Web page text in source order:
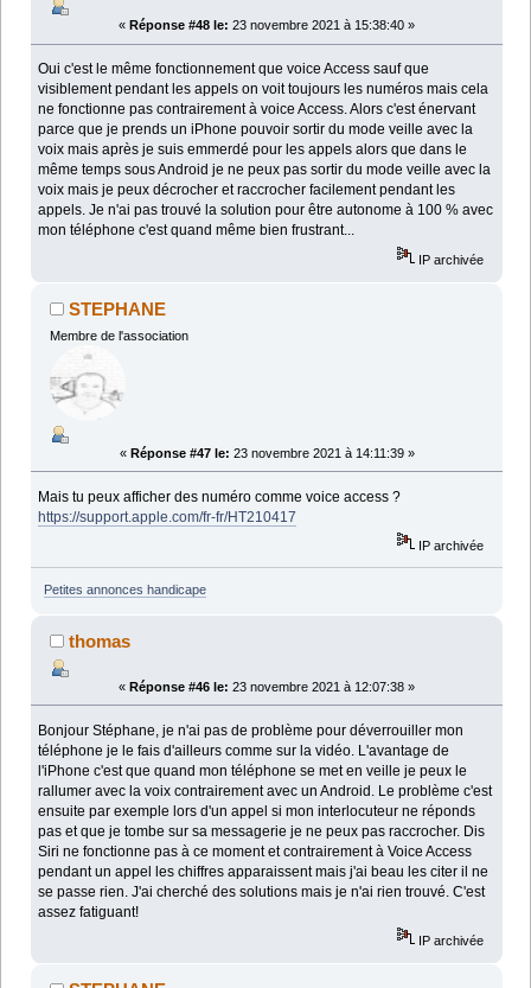
« Réponse #48 le: 23 novembre 2021 à 15:38:40 »
Oui c'est le même fonctionnement que voice Access sauf que
visiblement pendant les appels on voit toujours les numéros mais cela
ne fonctionne pas contrairement à voice Access. Alors c'est énervant
parce que je prends un iPhone pouvoir sortir du mode veille avec la
voix mais après je suis emmerdé pour les appels alors que dans le
même temps sous Android je ne peux pas sortir du mode veille avec la
voix mais je peux décrocher et raccrocher facilement pendant les
appels. Je n'ai pas trouvé la solution pour être autonome à 100 % avec
mon téléphone c'est quand même bien frustrant...
IP archivée
STEPHANE
Membre de l'association
« Réponse #47 le: 23 novembre 2021 à 14:11:39 »
Mais tu peux afficher des numéro comme voice access ?
https://support.apple.com/fr-fr/HT210417
IP archivée
Petites annonces handicape
thomas
« Réponse #46 le: 23 novembre 2021 à 12:07:38 »
Bonjour Stéphane, je n'ai pas de problème pour déverrouiller mon
téléphone je le fais d'ailleurs comme sur la vidéo. L'avantage de
l'iPhone c'est que quand mon téléphone se met en veille je peux le
rallumer avec la voix contrairement avec un Android. Le problème c'est
ensuite par exemple lors d'un appel si mon interlocuteur ne réponds
pas et que je tombe sur sa messagerie je ne peux pas raccrocher. Dis
Siri ne fonctionne pas à ce moment et contrairement à Voice Access
pendant un appel les chiffres apparaissent mais j'ai beau les citer il ne
se passe rien. J'ai cherché des solutions mais je n'ai rien trouvé. C'est
assez fatiguant!
IP archivée